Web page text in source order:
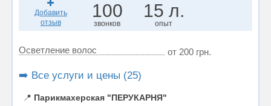
Добавить
отзыв
100
звонков
15 л.
опыт
Осветление волос от 200 грн.
➡️ Все услуги и цены (25)
📍 Парикмахерская "ПЕРУКАРНЯ"